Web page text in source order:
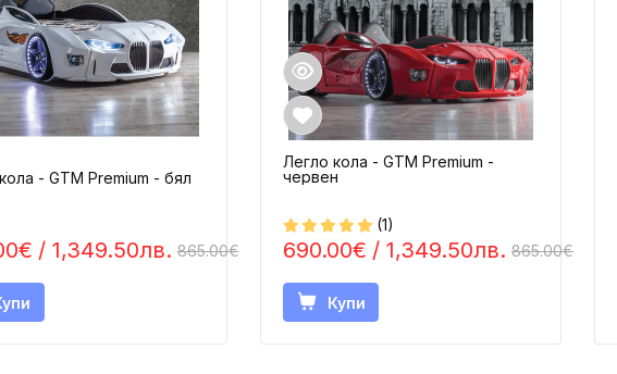
/ 1,349.50лв. 865.00€
- GTM Premium - бял
(1)
690.00€ / 1,349.50лв. 865.00€
Легло кола - GTM Premium -
червен
Купи